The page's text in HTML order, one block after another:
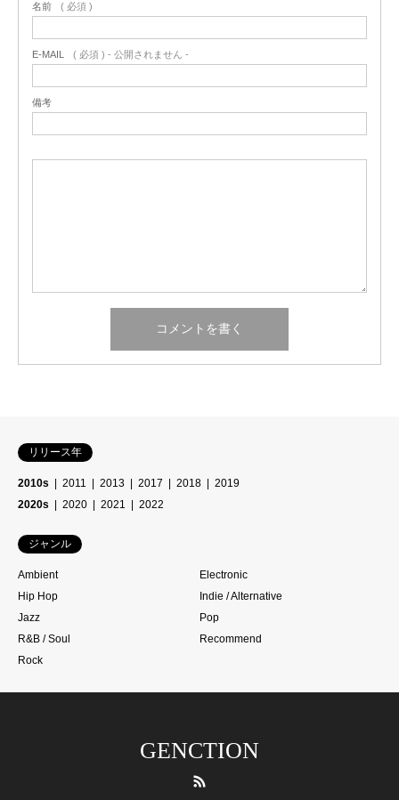
名前 ( 必須 )
E-MAIL ( 必須 ) - 公開されません -
備考
リリース年
2010s 2011 2013 2017 2018
2019
2020s
2020 2021 2022
ジャンル
Ambient
Electronic
Hip Hop
Indie / Alternative
Jazz
Pop
R&B / Soul
Recommend
Rock
GENCTION